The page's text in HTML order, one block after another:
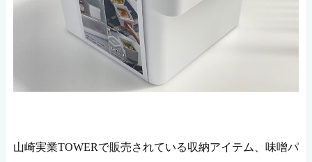
山崎実業TOWERで販売されている収納アイテム、味噌パ